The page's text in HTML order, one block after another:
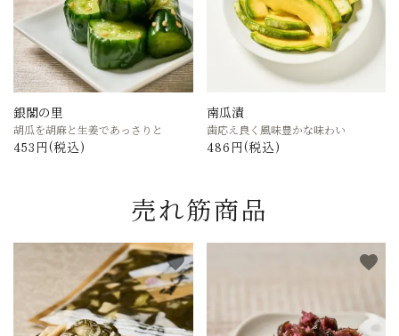
銀閣の里
胡瓜を胡麻と生姜であっさりと
453円(税込)
南瓜漬
歯応え良く風味豊かな味わい
486円(税込)
売れ筋商品
favorite favorite